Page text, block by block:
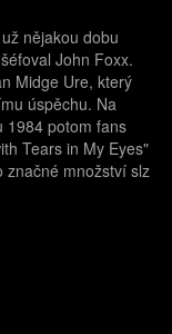
nějakou dobu
John Foxx.
Midge Ure, který
úspěchu. Na
1984 potom fans
Tears in My Eyes"
značné množství slz